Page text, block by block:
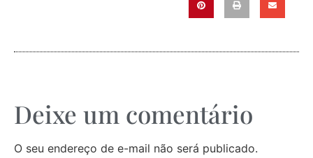
Deixe um comentário
O seu endereço de e-mail não será publicado.